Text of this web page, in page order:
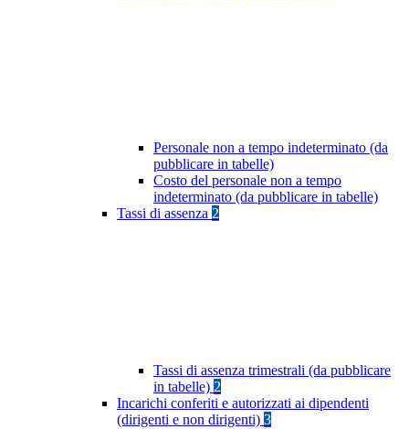
Personale non a tempo indeterminato (da
pubblicare in tabelle)
Costo del personale non a tempo
indeterminato (da pubblicare in tabelle)
Tassi di assenza 2
Tassi di assenza trimestrali (da pubblicare
in tabelle) 2
Incarichi conferiti e autorizzati ai dipendenti
(dirigenti e non dirigenti) 3